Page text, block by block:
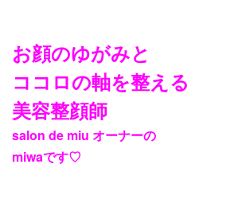
お顔のゆがみと
ココロの軸を整える
美容整顔師
salon de miu オーナーの
miwaです♡